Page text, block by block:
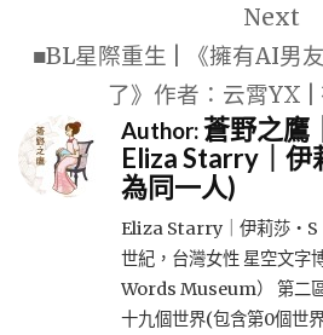
Next
■BL星際重生 | 《擁有AI男
了》作者：云霄YX |
Author:蒼野之鷹
Eliza Starry｜伊
為同一人)
Eliza Starry｜伊莉莎・S
世紀，台灣女性 星空文
Words Museum） 第二
十九個世界(包含第0個世